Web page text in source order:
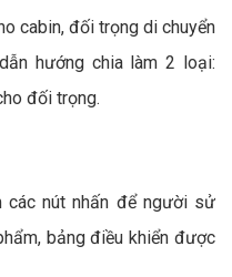
cabin, đối trọng di chuyển
hướng chia làm 2 loại:
đối trọng.
các nút nhấn để người sử
bảng điều khiển được